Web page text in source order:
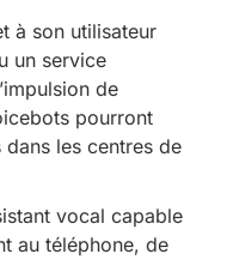
à son utilisateur
un service
de
pourront
les centres de
vocal capable
au téléphone, de